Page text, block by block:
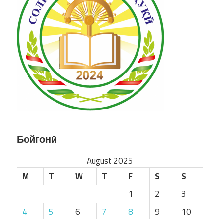
Бойгонӣ
August 2025
M
T W T F S
S
1
2
3
4
5 6 7 8 9
10